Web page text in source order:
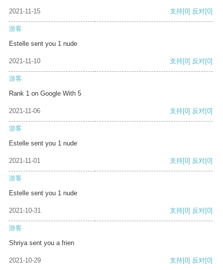
2021-11-15 支持[0] 反对[0]
游客
Estelle sent you 1 nude
2021-11-10 支持[0] 反对[0]
游客
Rank 1 on Google With 5
2021-11-06 支持[0] 反对[0]
游客
Estelle sent you 1 nude
2021-11-01 支持[0] 反对[0]
游客
Estelle sent you 1 nude
2021-10-31 支持[0] 反对[0]
游客
Shriya sent you a frien
2021-10-29 支持[0] 反对[0]